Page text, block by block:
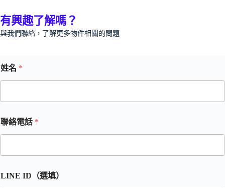
有興趣了解嗎？
與我們聯絡，了解更多物件相關的問題
姓名 *
聯絡電話 *
LINE ID（選填）